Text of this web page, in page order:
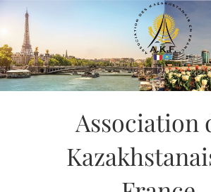
Skip
content
Association